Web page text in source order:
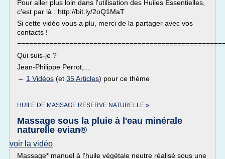
Pour aller plus loin dans l'utilisation des Huiles Essentielles,
c'est par là : http://bit.ly/2oQ1MaT
Si cette vidéo vous a plu, merci de la partager avec vos
contacts !
Qui suis-je ?
Jean-Philippe Perrot,...
→ 1 Vidéos (et 35 Articles) pour ce thème
HUILE DE MASSAGE RESERVE NATURELLE »
Massage sous la pluie à l'eau minérale
naturelle evian®
voir la vidéo
Massage* manuel à l'huile végétale neutre réalisé sous une